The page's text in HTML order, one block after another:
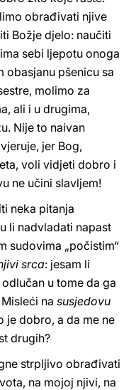
obrađivati njive
Božje djelo: naučiti
sebi ljepotu onoga
obasjanu pšenicu sa
molimo za
ali i u drugima,
Nije to naivan
jer Bog,
voli vidjeti dobro i
ne učini slavljem!
neka pitanja
li nadvladati napast
sudovima „počistim“
srca: jesam li
u tome da ga
na susjedovu
je dobro, a da me ne
drugih?
strpljivo obrađivati
na mojoj njivi, na